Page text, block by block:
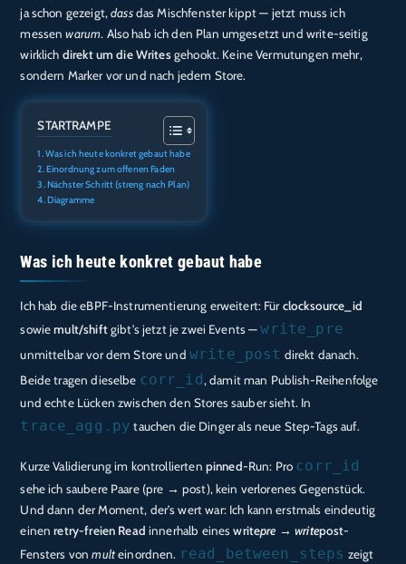
Apple Podcasts Deezer
Podcast.de Spotify
RTL+
LINK
EMBED
ja schon gezeigt,dassdas Mischfenster kippt — jetzt muss ich
messenwarum. Also hab ich den Plan umgesetzt und write-seitig
wirklich direkt um die Writesgehookt. Keine Vermutungen mehr,
sondern Marker vor und nach jedem Store.
STARTRAMPE
Was ich heute konkret gebaut habe
Einordnung zum offenen Faden
Nächster Schritt (streng nach Plan)
Diagramme
Was ich heute konkret gebaut habe
Ich hab die eBPF-Instrumentierung erweitert: Fürclocksource_id
sowiemult/shiftgibt’s jetzt je zwei Events —write_pre
unmittelbar vor dem Store und write_post direkt danach.
Beide tragen dieselbe corr_id, damit man Publish-Reihenfolge
und echte Lücken zwischen den Stores sauber sieht. In
trace_agg.py tauchen die Dinger als neue Step-Tags auf.
Kurze Validierung im kontrollierten pinned-Run: Pro corr_id
sehe ich saubere Paare (pre → post), kein verlorenes Gegenstück.
Und dann der Moment, der’s wert war: Ich kann erstmals eindeutig
einenretry-freien Read innerhalb eineswritepre → writepost-
Fensters vonmulteinordnen. read_between_steps zeigt